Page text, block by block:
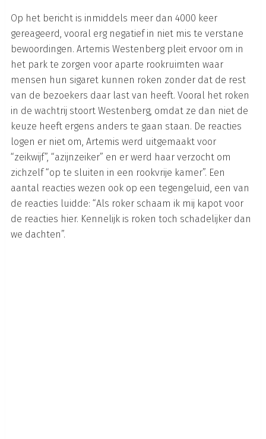
Op het bericht is inmiddels meer dan 4000 keer
gereageerd, vooral erg negatief in niet mis te verstane
bewoordingen. Artemis Westenberg pleit ervoor om in
het park te zorgen voor aparte rookruimten waar
mensen hun sigaret kunnen roken zonder dat de rest
van de bezoekers daar last van heeft. Vooral het roken
in de wachtrij stoort Westenberg, omdat ze dan niet de
keuze heeft ergens anders te gaan staan. De reacties
logen er niet om, Artemis werd uitgemaakt voor
“zeikwijf”, “azijnzeiker” en er werd haar verzocht om
zichzelf “op te sluiten in een rookvrije kamer”. Een
aantal reacties wezen ook op een tegengeluid, een van
de reacties luidde: “Als roker schaam ik mij kapot voor
de reacties hier. Kennelijk is roken toch schadelijker dan
we dachten”.